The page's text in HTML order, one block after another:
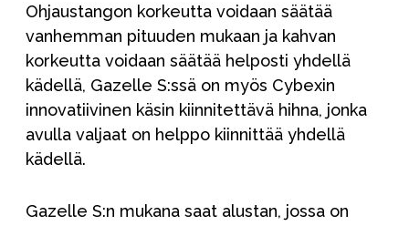
Ohjaustangon korkeutta voidaan säätää
vanhemman pituuden mukaan ja kahvan
korkeutta voidaan säätää helposti yhdellä
kädellä, Gazelle S:ssä on myös Cybexin
innovatiivinen käsin kiinnitettävä hihna, jonka
avulla valjaat on helppo kiinnittää yhdellä
kädellä.
Gazelle S:n mukana saat alustan, jossa on